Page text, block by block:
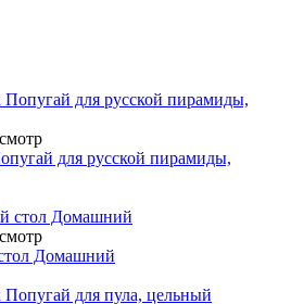
для русской пирамиды,
Домашний